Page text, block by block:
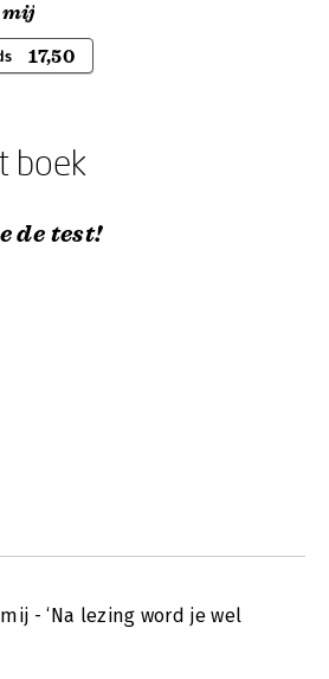
mij
17,50
boek
de test!
- ‘Na lezing word je wel